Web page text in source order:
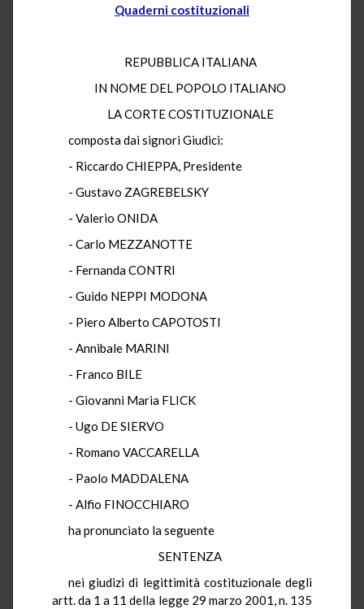
Quaderni costituzionali
REPUBBLICA ITALIANA
IN NOME DEL POPOLO ITALIANO
LA CORTE COSTITUZIONALE
composta dai signori Giudici:
- Riccardo CHIEPPA, Presidente
- Gustavo ZAGREBELSKY
- Valerio ONIDA
- Carlo MEZZANOTTE
- Fernanda CONTRI
- Guido NEPPI MODONA
- Piero Alberto CAPOTOSTI
- Annibale MARINI
- Franco BILE
- Giovanni Maria FLICK
- Ugo DE SIERVO
- Romano VACCARELLA
- Paolo MADDALENA
- Alfio FINOCCHIARO
ha pronunciato la seguente
SENTENZA
nei giudizi di legittimità costituzionale degli
artt. da 1 a 11 della legge 29 marzo 2001, n. 135